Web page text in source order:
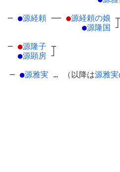
─ ●源経頼 ── ●源経頼の娘 ┬
●源隆国 ┘
─ ●源隆子 ┬
●源顕房 ┘
─ ●源雅実 … （以降は源雅実